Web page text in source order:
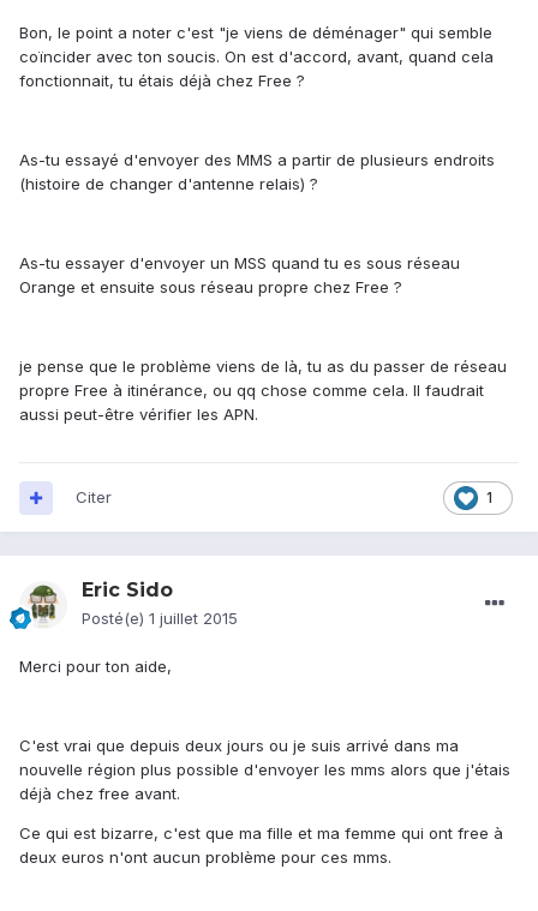
Bon, le point a noter c'est "je viens de déménager" qui semble
coïncider avec ton soucis. On est d'accord, avant, quand cela
fonctionnait, tu étais déjà chez Free ?
As-tu essayé d'envoyer des MMS a partir de plusieurs endroits
(histoire de changer d'antenne relais) ?
As-tu essayer d'envoyer un MSS quand tu es sous réseau
Orange et ensuite sous réseau propre chez Free ?
je pense que le problème viens de là, tu as du passer de réseau
propre Free à itinérance, ou qq chose comme cela. Il faudrait
aussi peut-être vérifier les APN.
1
Citer
Eric Sido
Posté(e) 1 juillet 2015
Merci pour ton aide,
C'est vrai que depuis deux jours ou je suis arrivé dans ma
nouvelle région plus possible d'envoyer les mms alors que j'étais
déjà chez free avant.
Ce qui est bizarre, c'est que ma fille et ma femme qui ont free à
deux euros n'ont aucun problème pour ces mms.